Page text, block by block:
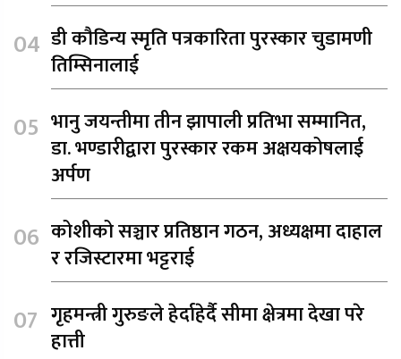
डी कौडिन्य स्मृति पत्रकारिता पुरस्कार चुडामणी
तिम्सिनालाई
भानु जयन्तीमा तीन झापाली प्रतिभा सम्मानित,
डा. भण्डारीद्वारा पुरस्कार रकम अक्षयकोषलाई
अर्पण
कोशीको सञ्चार प्रतिष्ठान गठन, अध्यक्षमा दाहाल
र रजिस्टारमा भट्टराई
गृहमन्त्री गुरुङले हेर्दाहेर्दै सीमा क्षेत्रमा देखा परे
हात्ती